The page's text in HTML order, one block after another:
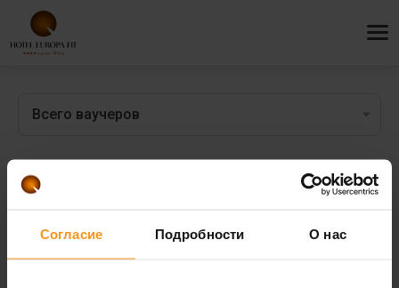
Согласие Подробности О нас
Подарочные сертификаты
и полный впечатлений подарок?